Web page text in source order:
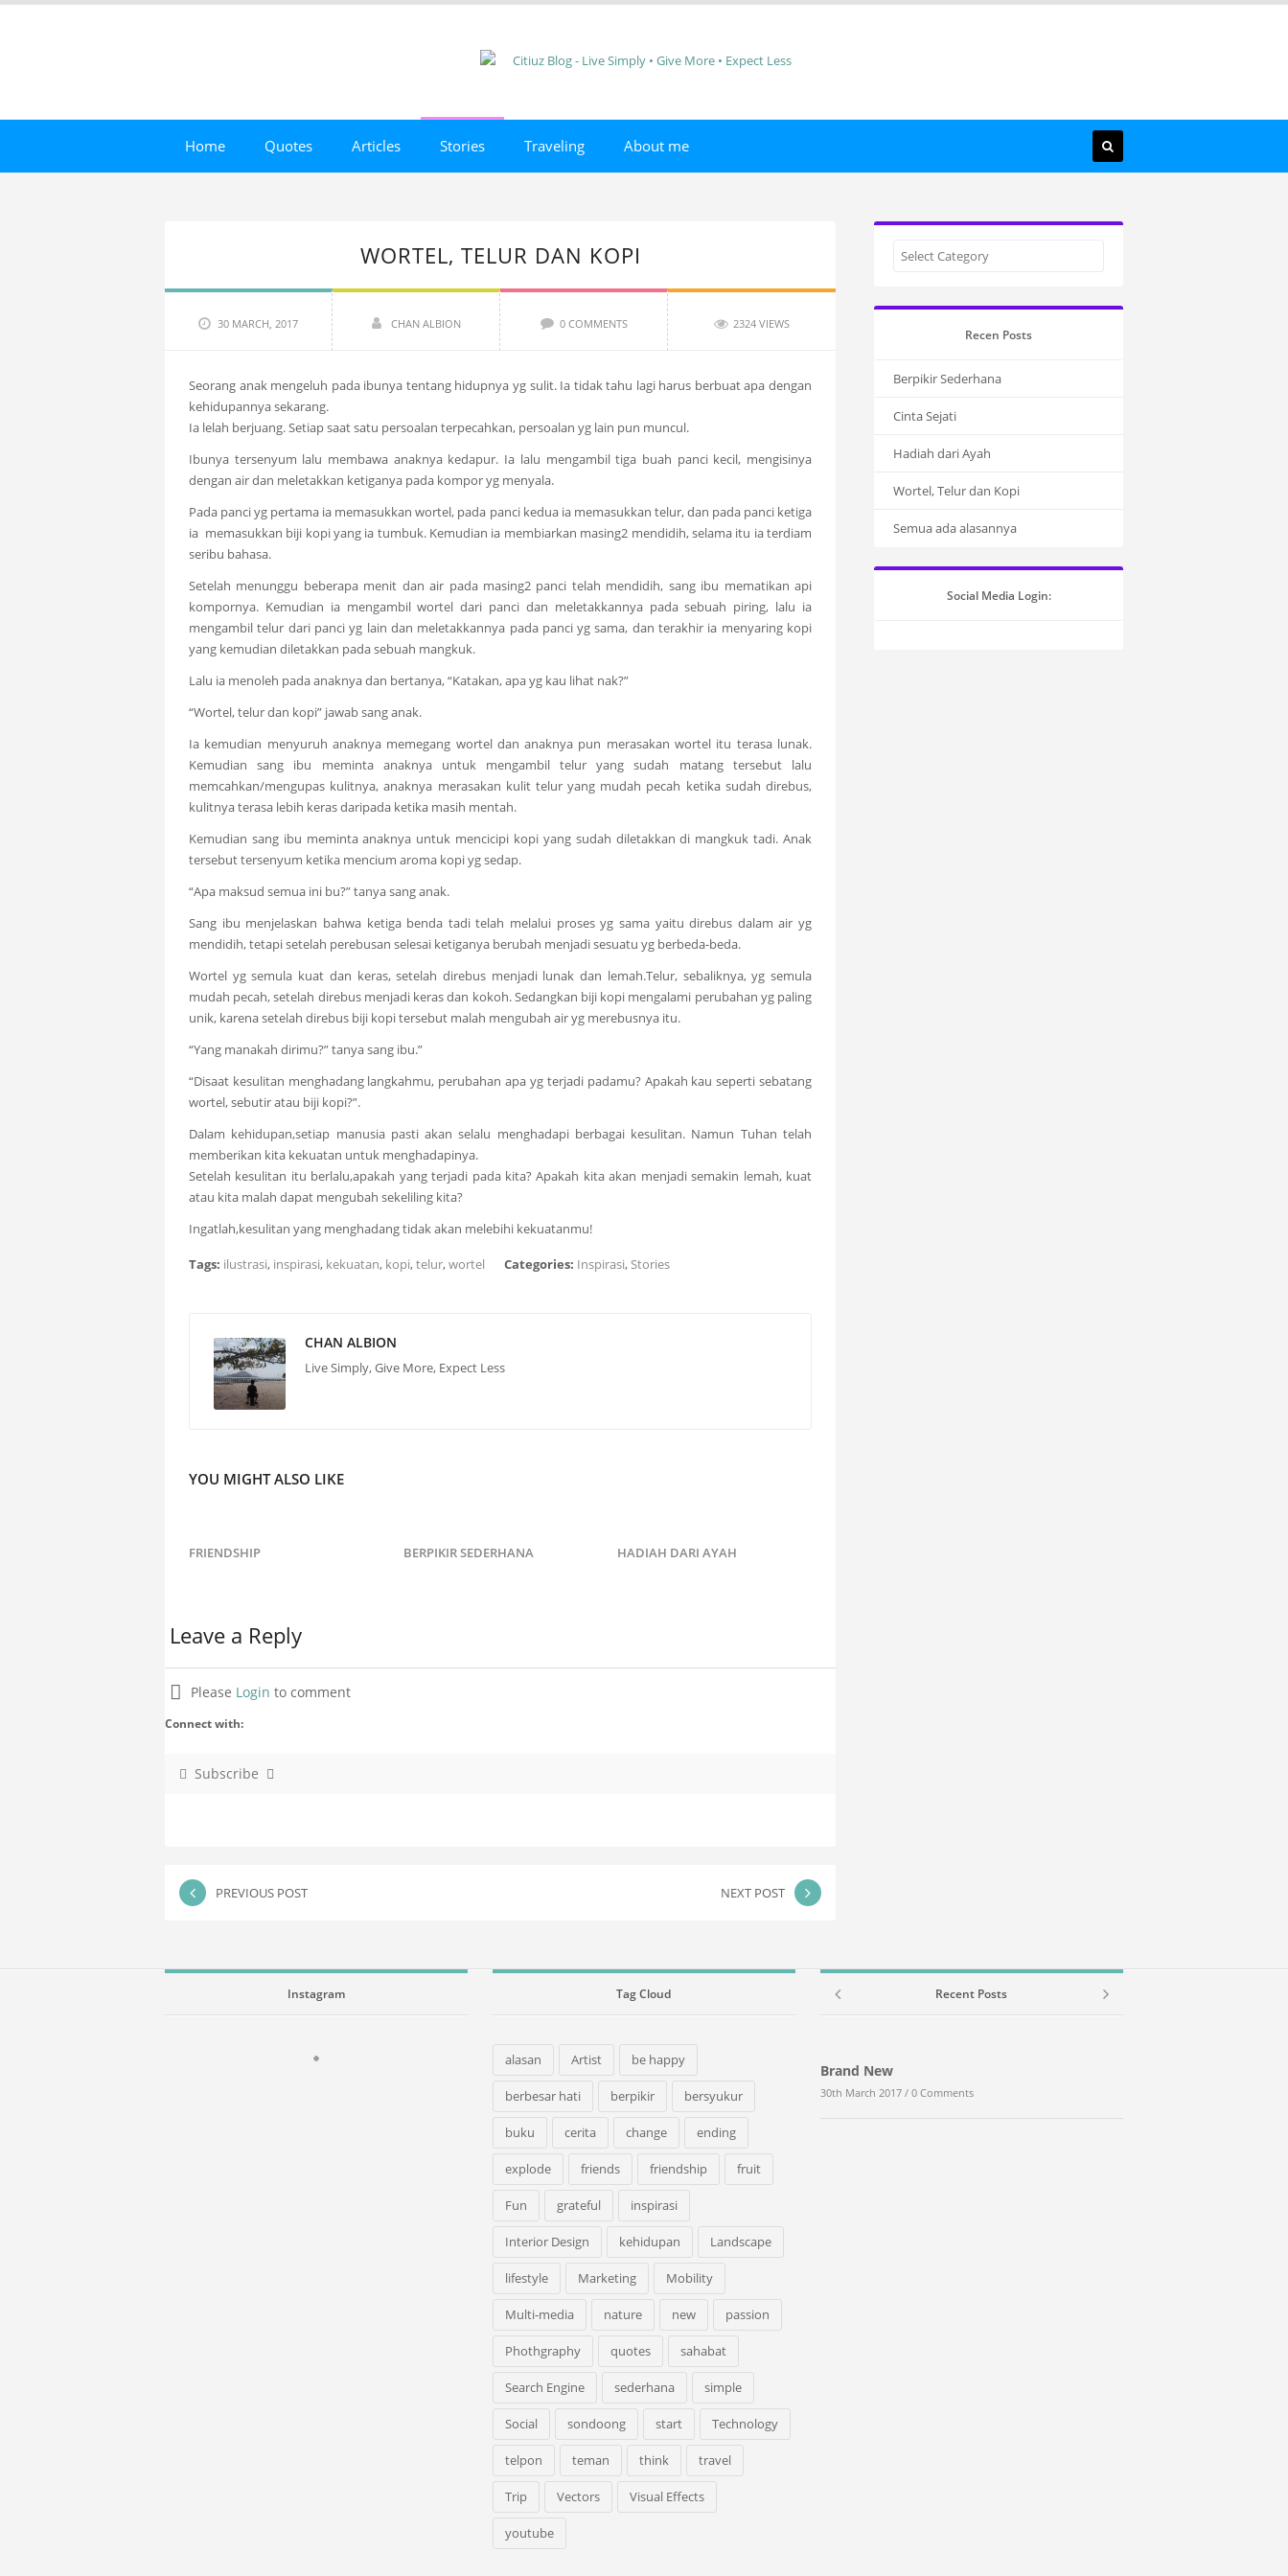
Home Quotes Articles Stories Traveling About me
WORTEL, TELUR DAN KOPI
30 MARCH, 2017 CHAN ALBION 0 COMMENTS 2324 VIEWS
Seorang anak mengeluh pada ibunya tentang hidupnya yg sulit. Ia tidak tahu lagi harus berbuat apa dengan
kehidupannya sekarang.
Ia lelah berjuang. Setiap saat satu persoalan terpecahkan, persoalan yg lain pun muncul.
Ibunya tersenyum lalu membawa anaknya kedapur. Ia lalu mengambil tiga buah panci kecil, mengisinya
dengan air dan meletakkan ketiganya pada kompor yg menyala.
Pada panci yg pertama ia memasukkan wortel, pada panci kedua ia memasukkan telur, dan pada panci ketiga
ia memasukkan biji kopi yang ia tumbuk. Kemudian ia membiarkan masing2 mendidih, selama itu ia terdiam
seribu bahasa.
Setelah menunggu beberapa menit dan air pada masing2 panci telah mendidih, sang ibu mematikan api
kompornya. Kemudian ia mengambil wortel dari panci dan meletakkannya pada sebuah piring, lalu ia
mengambil telur dari panci yg lain dan meletakkannya pada panci yg sama, dan terakhir ia menyaring kopi
yang kemudian diletakkan pada sebuah mangkuk.
Lalu ia menoleh pada anaknya dan bertanya, “Katakan, apa yg kau lihat nak?”
“Wortel, telur dan kopi” jawab sang anak.
Ia kemudian menyuruh anaknya memegang wortel dan anaknya pun merasakan wortel itu terasa lunak.
Kemudian sang ibu meminta anaknya untuk mengambil telur yang sudah matang tersebut lalu
memcahkan/mengupas kulitnya, anaknya merasakan kulit telur yang mudah pecah ketika sudah direbus,
kulitnya terasa lebih keras daripada ketika masih mentah.
Kemudian sang ibu meminta anaknya untuk mencicipi kopi yang sudah diletakkan di mangkuk tadi. Anak
tersebut tersenyum ketika mencium aroma kopi yg sedap.
“Apa maksud semua ini bu?” tanya sang anak.
Sang ibu menjelaskan bahwa ketiga benda tadi telah melalui proses yg sama yaitu direbus dalam air yg
mendidih, tetapi setelah perebusan selesai ketiganya berubah menjadi sesuatu yg berbeda-beda.
Wortel yg semula kuat dan keras, setelah direbus menjadi lunak dan lemah.Telur, sebaliknya, yg semula
mudah pecah, setelah direbus menjadi keras dan kokoh. Sedangkan biji kopi mengalami perubahan yg paling
unik, karena setelah direbus biji kopi tersebut malah mengubah air yg merebusnya itu.
“Yang manakah dirimu?” tanya sang ibu.”
“Disaat kesulitan menghadang langkahmu, perubahan apa yg terjadi padamu? Apakah kau seperti sebatang
wortel, sebutir atau biji kopi?”.
Dalam kehidupan,setiap manusia pasti akan selalu menghadapi berbagai kesulitan. Namun Tuhan telah
memberikan kita kekuatan untuk menghadapinya.
Setelah kesulitan itu berlalu,apakah yang terjadi pada kita? Apakah kita akan menjadi semakin lemah, kuat
atau kita malah dapat mengubah sekeliling kita?
Ingatlah,kesulitan yang menghadang tidak akan melebihi kekuatanmu!
Tags: ilustrasi, inspirasi, kekuatan, kopi,telur,wortel Categories: Inspirasi,Stories
CHAN ALBION
Live Simply, Give More, Expect Less
YOU MIGHT ALSO LIKE
FRIENDSHIP BERPIKIR SEDERHANA HADIAH DARI AYAH
Leave a Reply
Please Login to comment
Connect with:
Subscribe
PREVIOUS POST NEXT POST
Recen Posts
Berpikir Sederhana
Cinta Sejati
Hadiah dari Ayah
Wortel, Telur dan Kopi
Semua ada alasannya
Social Media Login:
Instagram Tag Cloud
alasan Artist be happy
berbesar hati berpikir bersyukur
buku cerita change ending
explode friends friendship fruit
Fun grateful inspirasi
Interior Design kehidupan Landscape
lifestyle Marketing Mobility
Multi-media nature new passion
Phothgraphy quotes sahabat
Search Engine sederhana simple
Social sondoong start Technology
telpon teman think travel
Trip Vectors Visual Effects
youtube
Recent Posts
Brand New
30th March 2017 / 0 Comments